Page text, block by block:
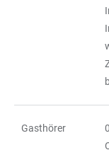
Gasthörer